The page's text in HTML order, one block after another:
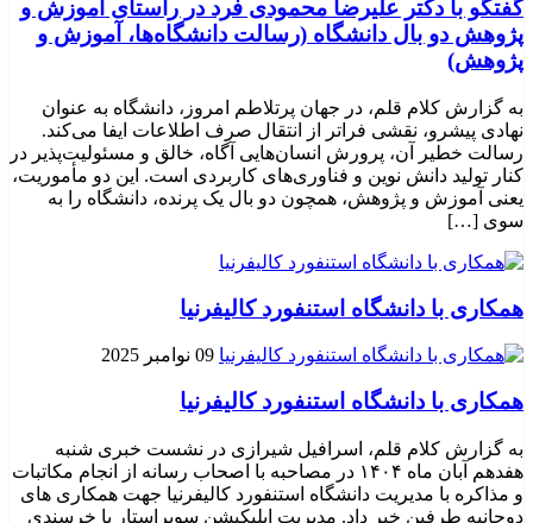
گفتگو با دکتر علیرضا محمودی فرد در راستای آموزش و
پژوهش دو بال دانشگاه (رسالت دانشگاه‌ها، آموزش و
پژوهش)
به گزارش کلام قلم، در جهان پرتلاطم امروز، دانشگاه به عنوان
نهادی پیشرو، نقشی فراتر از انتقال صرف اطلاعات ایفا می‌کند.
رسالت خطیر آن، پرورش انسان‌هایی آگاه، خالق و مسئولیت‌پذیر در
کنار تولید دانش نوین و فناوری‌های کاربردی است. این دو مأموریت،
یعنی آموزش و پژوهش، همچون دو بال یک پرنده، دانشگاه را به
سوی […]
همکاری با دانشگاه استنفورد کالیفرنیا
09 نوامبر 2025
همکاری با دانشگاه استنفورد کالیفرنیا
به گزارش کلام قلم، اسرافیل شیرازی در نشست خبری شنبه
هفدهم آبان ماه ۱۴۰۴ در مصاحبه با اصحاب رسانه از انجام مکاتبات
و مذاکره با مدیریت دانشگاه استنفورد کالیفرنیا جهت همکاری های
دوجانبه طرفین خبر داد. مدیریت اپلیکیشن سوپراستار با خرسندی